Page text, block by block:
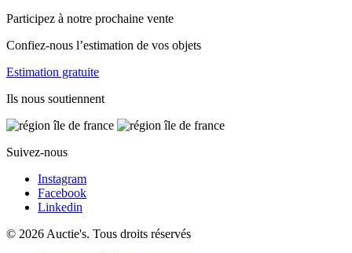
Participez à notre prochaine vente
Confiez-nous l’estimation de vos objets
Estimation gratuite
Ils nous soutiennent
Suivez-nous
Instagram
Facebook
Linkedin
© 2026 Auctie's. Tous droits réservés